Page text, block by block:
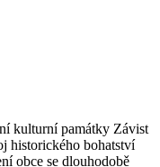
kulturní památky Závist
historického bohatství
obce se dlouhodobě